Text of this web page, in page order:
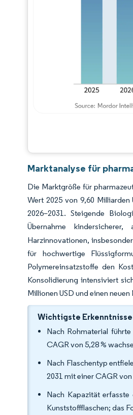
Marktanalyse für
Die Marktgröße für
Wert 2025 von 9,60
2026–2031. Steigende
Übernahme kindersicherer,
Harzinnovationen,
für hochwertige
Polymereinsatzstoffe den
Konsolidierung intensiviert
Millionen USD und einen
Wichtigste
Nach Rohmaterial
CAGR von 5,28 %
Nach Flaschentyp
2031 mit einer CAGR
Nach Kapazität
Kunststoffflaschen; das